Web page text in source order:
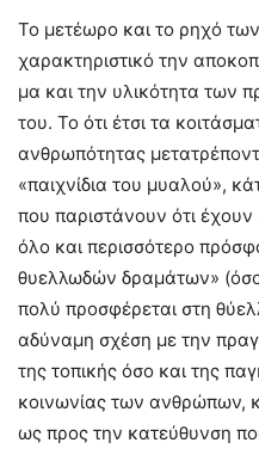
Το μετέωρο και το ρηχό
χαρακτηριστικό την
μα και την υλικότητα των
του. Το ότι έτσι τα
ανθρωπότητας
«παιχνίδια του μυαλού»,
που παριστάνουν ότι
όλο και περισσότερο
θυελλωδών δραμάτων»
πολύ προσφέρεται στη
αδύναμη σχέση με την
της τοπικής όσο και της
κοινωνίας των ανθρώπων,
ως προς την κατεύθυνση